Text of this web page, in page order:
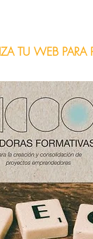
TU WEB PARA